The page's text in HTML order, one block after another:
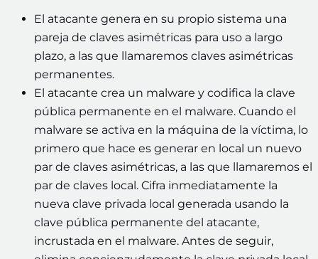
El atacante genera en su propio sistema una
pareja de claves asimétricas para uso a largo
plazo, a las que llamaremos claves asimétricas
permanentes.
El atacante crea un malware y codifica la clave
pública permanente en el malware. Cuando el
malware se activa en la máquina de la víctima, lo
primero que hace es generar en local un nuevo
par de claves asimétricas, a las que llamaremos el
par de claves local. Cifra inmediatamente la
nueva clave privada local generada usando la
clave pública permanente del atacante,
incrustada en el malware. Antes de seguir,